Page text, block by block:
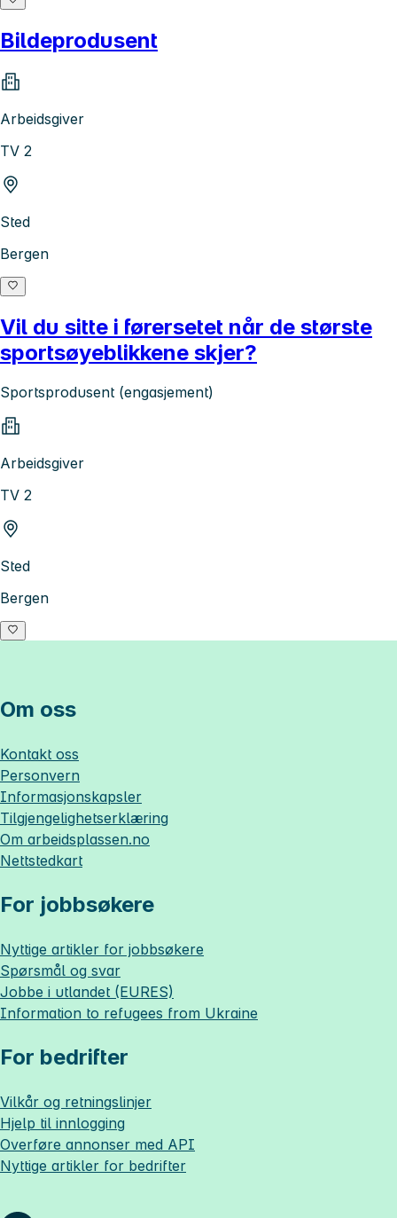
Bildeprodusent
Arbeidsgiver
TV 2
Sted
Bergen
Vil du sitte i førersetet når de største
sportsøyeblikkene skjer?
Sportsprodusent (engasjement)
Arbeidsgiver
TV 2
Sted
Bergen
Om oss
Kontakt oss
Personvern
Informasjonskapsler
Tilgjengelighetserklæring
Om arbeidsplassen.no
Nettstedkart
For jobbsøkere
Nyttige artikler for jobbsøkere
Spørsmål og svar
Jobbe i utlandet (EURES)
Information to refugees from Ukraine
For bedrifter
Vilkår og retningslinjer
Hjelp til innlogging
Overføre annonser med API
Nyttige artikler for bedrifter